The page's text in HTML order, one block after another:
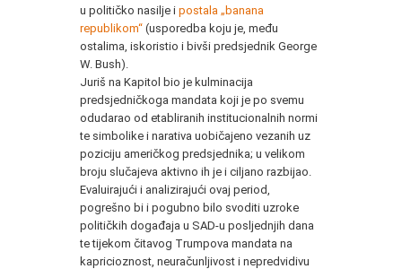
u političko nasilje i postala „banana
republikom“ (usporedba koju je, među
ostalima, iskoristio i bivši predsjednik George
W. Bush).
Juriš na Kapitol bio je kulminacija
predsjedničkoga mandata koji je po svemu
odudarao od etabliranih institucionalnih normi
te simbolike i narativa uobičajeno vezanih uz
poziciju američkog predsjednika; u velikom
broju slučajeva aktivno ih je i ciljano razbijao.
Evaluirajući i analizirajući ovaj period,
pogrešno bi i pogubno bilo svoditi uzroke
političkih događaja u SAD-u posljednjih dana
te tijekom čitavog Trumpova mandata na
kapricioznost, neuračunljivost i nepredvidivu